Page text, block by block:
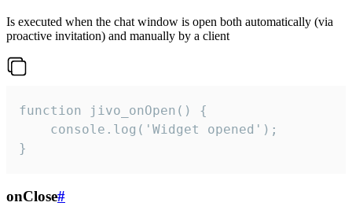
Is executed when the chat window is open both automatically (via
proactive invitation) and manually by a client
function jivo_onOpen() {
    console.log('Widget opened');
}
onClose#